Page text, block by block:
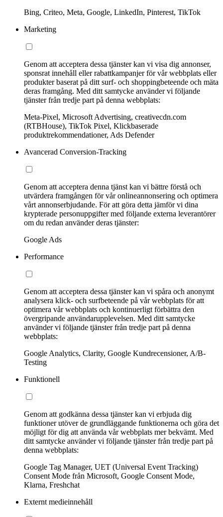
Bing, Criteo, Meta, Google, LinkedIn, Pinterest, TikTok
Marketing
Genom att acceptera dessa tjänster kan vi visa dig annonser,
sponsrat innehåll eller rabattkampanjer för vår webbplats eller
produkter baserat på ditt surf- och shoppingbeteende och mäta
deras framgång. Med ditt samtycke använder vi följande
tjänster från tredje part på denna webbplats:
Meta-Pixel, Microsoft Advertising, creativecdn.com
(RTBHouse), TikTok Pixel, Klickbaserade
produktrekommendationer, Ads Defender
Avancerad Conversion-Tracking
Genom att acceptera denna tjänst kan vi bättre förstå och
utvärdera framgången för vår onlineannonsering och optimera
vårt annonserbjudande. För att göra detta jämför vi dina
krypterade personuppgifter med följande externa leverantörer
om du redan använder deras tjänster:
Google Ads
Performance
Genom att acceptera dessa tjänster kan vi spåra och anonymt
analysera klick- och surfbeteende på vår webbplats för att
optimera vår webbplats och kontinuerligt förbättra den
övergripande användarupplevelsen. Med ditt samtycke
använder vi följande tjänster från tredje part på denna
webbplats:
Google Analytics, Clarity, Google Kundrecensioner, A/B-
Testing
Funktionell
Genom att godkänna dessa tjänster kan vi erbjuda dig
funktioner utöver de grundläggande funktionerna och göra det
möjligt för dig att använda vår webbplats mer bekvämt. Med
ditt samtycke använder vi följande tjänster från tredje part på
denna webbplats:
Google Tag Manager, UET (Universal Event Tracking)
Consent Mode från Microsoft, Google Consent Mode,
Klarna, Freshchat
Externt medieinnehåll